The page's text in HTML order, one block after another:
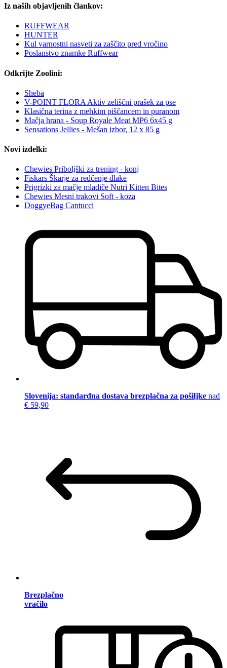
Iz naših objavljenih člankov:
RUFFWEAR
HUNTER
Kul varnostni nasveti za zaščito pred vročino
Poslanstvo znamke Ruffwear
Odkrijte Zoolini:
Sheba
V-POINT FLORA Aktiv zeliščni prašek za pse
Klasična terina z mehkim piščancem in puranom
Mačja hrana - Soup Royale Meat MP6 6x45 g
Sensations Jellies - Mešan izbor, 12 x 85 g
Novi izdelki:
Chewies Priboljški za trening - konj
Fiskars Škarje za redčenje dlake
Prigrizki za mačje mladiče Nutri Kitten Bites
Chewies Mesni trakovi Soft - koza
DoggyeBag Cantucci
Slovenija: standardna dostava brezplačna za pošiljke nad
€ 59,90
Brezplačno
vračilo